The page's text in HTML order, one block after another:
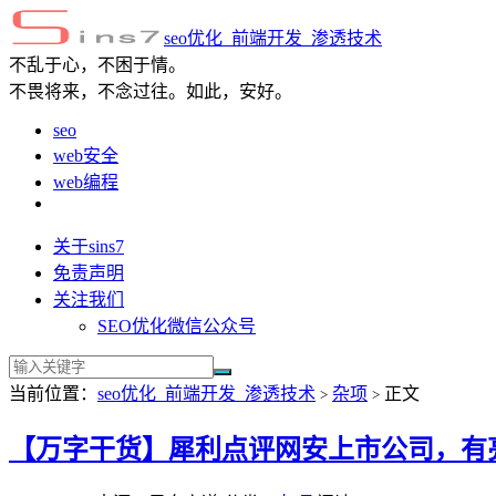
seo优化_前端开发_渗透技术
不乱于心，不困于情。
不畏将来，不念过往。如此，安好。
seo
web安全
web编程
关于sins7
免责声明
关注我们
SEO优化微信公众号
当前位置： seo优化_前端开发_渗透技术 > 杂项 > 正文
【万字干货】犀利点评网安上市公司，有